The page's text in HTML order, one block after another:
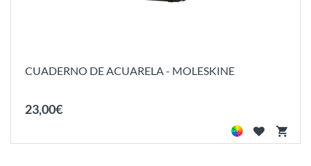
CUADERNO DE ACUARELA - MOLESKINE
23,00€